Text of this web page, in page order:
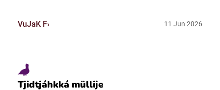
VuJaK F 11 Jun 2026
Tjidtjáhkká müllije